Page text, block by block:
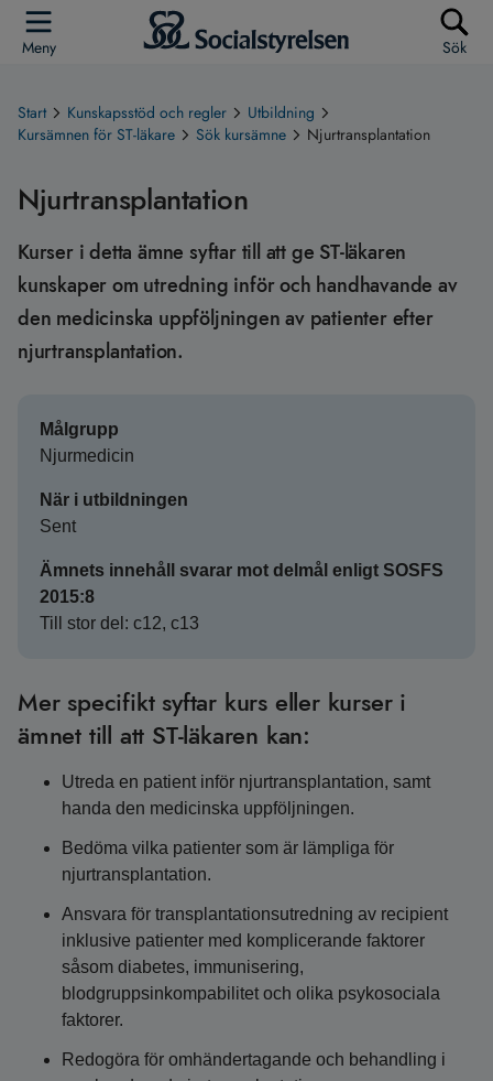
Meny Sök
Start Kunskapsstöd och regler
Utbildning
Kursämnen för ST-läkare
Sök kursämne Njurtransplantation
Njurtransplantation
Kurser i detta ämne syftar till att ge ST-läkaren
kunskaper om utredning inför och handhavande av
den medicinska uppföljningen av patienter efter
njurtransplantation.
Målgrupp
Njurmedicin
När i utbildningen
Sent
Ämnets innehåll svarar mot delmål enligt SOSFS
2015:8
Till stor del: c12, c13
Mer specifikt syftar kurs eller kurser i
ämnet till att ST-läkaren kan:
Utreda en patient inför njurtransplantation, samt
handa den medicinska uppföljningen.
Bedöma vilka patienter som är lämpliga för
njurtransplantation.
Ansvara för transplantationsutredning av recipient
inklusive patienter med komplicerande faktorer
såsom diabetes, immunisering,
blodgruppsinkompabilitet och olika psykosociala
faktorer.
Redogöra för omhändertagande och behandling i